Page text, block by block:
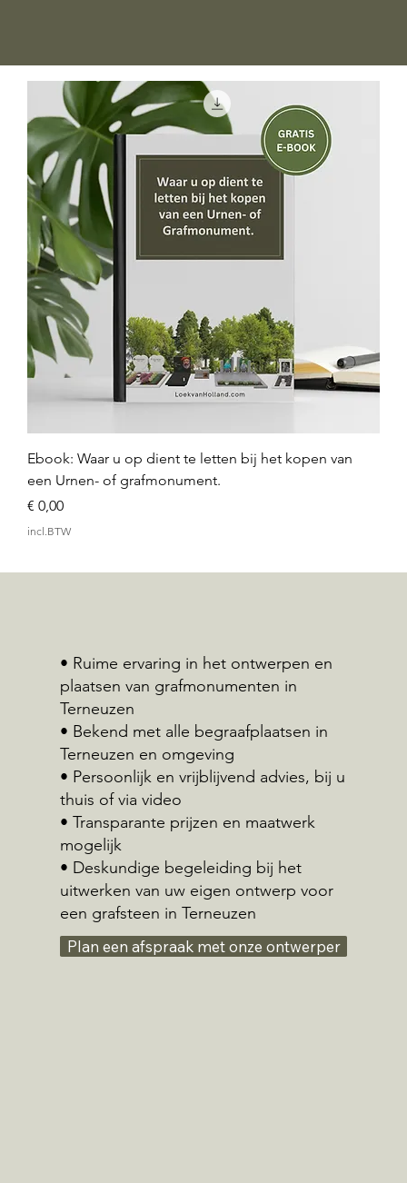
Ebook: Waar u op dient te letten bij het kopen van
een Urnen- of grafmonument.
Prijs
€ 0,00
incl.BTW
• Ruime ervaring in het ontwerpen en
plaatsen van grafmonumenten in
Terneuzen
• Bekend met alle begraafplaatsen in
Terneuzen en omgeving
• Persoonlijk en vrijblijvend advies, bij u
thuis of via video
• Transparante prijzen en maatwerk
mogelijk
• Deskundige begeleiding bij het
uitwerken van uw eigen ontwerp voor
een grafsteen in Terneuzen
Plan een afspraak met onze ontwerper